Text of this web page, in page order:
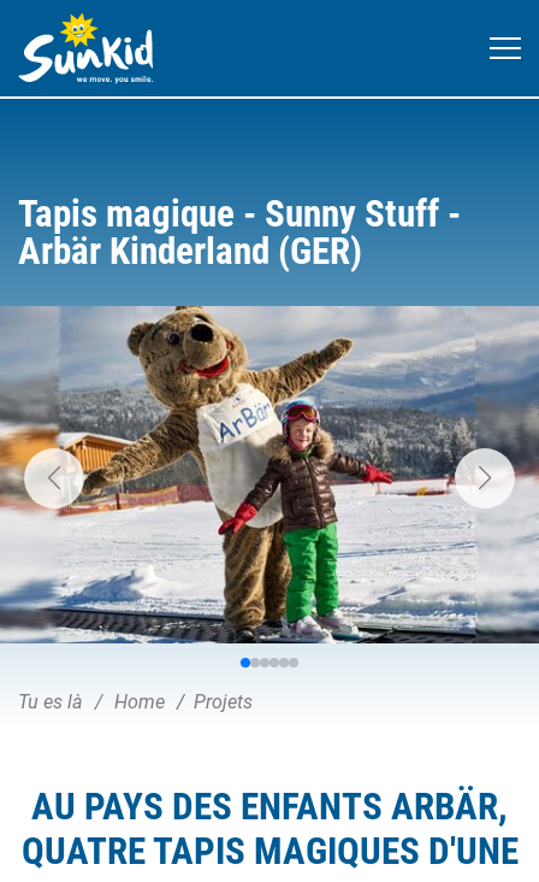
Tapis magique - Sunny Stuff -
Arbär Kinderland (GER)
Tu es là Home Projets
AU PAYS DES ENFANTS ARBÄR,
QUATRE TAPIS MAGIQUES D'UNE